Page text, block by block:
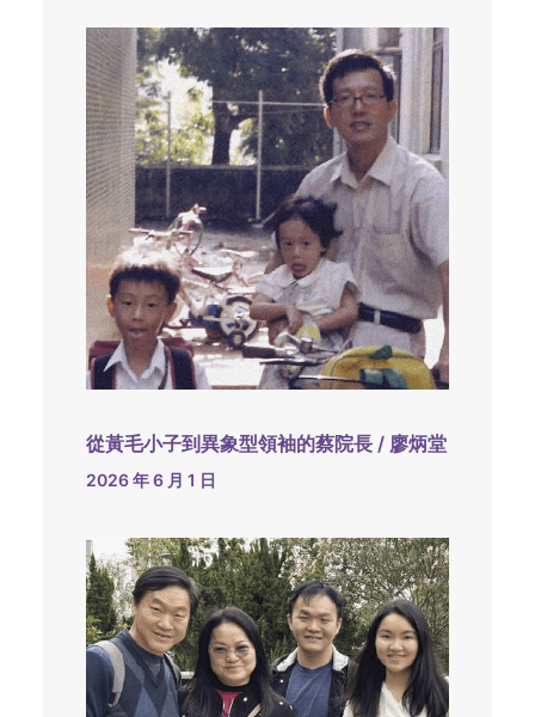
從黃毛小子到異象型領袖的蔡院長 / 廖炳堂
2026 年 6 月 1 日